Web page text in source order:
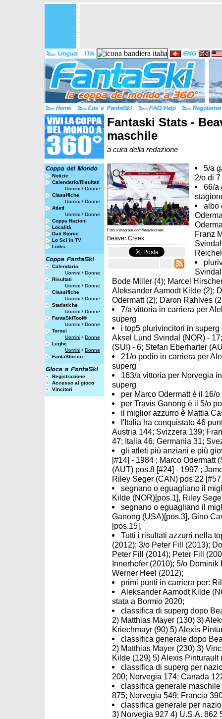
Notizie
Calendario/Risultati
Uomini / Donne
Classifiche
Uomini / Donne
Atleti
Uomini / Donne
Coppa Nazioni
Località
Dati Storici
Lo Sci in TV
Links
Calendario
Uomini / Donne
Risultati
Uomini / Donne
Classifiche
Uomini / Donne
Statistiche
Uomini / Donne
FantaSkiTool®
Uomini / Donne
Tornei
Uomini / Donne
Leghe
Uomini / Donne
FantaStorico
Registrazione
Accesso al gioco
Vincitori
Fantaski Stats -
maschile
a cura della redazione
Foto: instagram.com/beavercreek
Beaver Creek
5/a
2/o di
66/a
albo
Franz
Bode Miller (4); Marcel
Aleksander Aamodt Kilde (2);
Odermatt (2); Daron Rahlves
7/a vittoria in carriera per
superg
i top5 plurivincitori in
Aksel Lund Svindal (NOR) -
(SUI) - 6; Stefan Eberharter
21/o podio in carriera per
superg
163/a vittoria per Norvegia
superg
per Marco Odermatt è il 16/
per Travis Ganong è il 5/o
il miglior azzurro è Mattia
l'Italia ha conquistato 46
Austria 144; Svizzera 139;
47; Italia 46; Germania 31;
gli atleti più anziani e più
[#14] - 1984 ; Marco Odermatt
(AUT) pos.8 [#24] - 1997 ;
Riley Seger (CAN) pos.22
segnano o eguagliano il
Kilde (NOR)[pos.1], Riley
segnano o eguagliano il
Ganong (USA)[pos.3], Gino
[pos.15],
Tutti i risultati azzurri nella
(2012); 3/o Peter Fill (2013);
Peter Fill (2014); Peter Fill
Innerhofer (2010); 5/o
Werner Heel (2012);
primi punti in carriera per:
Aleksander Aamodt Kilde
stata a Bormio 2020;
classifica di superg dopo
2) Matthias Mayer (130) 3)
Kriechmayr (90) 5) Alexis
classifica generale dopo
2) Matthias Mayer (230) 3)
Kilde (129) 5) Alexis Pinturault
classifica di superg per
200; Norvegia 174; Canada
classifica generale
875; Norvegia 549; Francia
classifica generale per
3) Norvegia 927 4) U.S.A. 862